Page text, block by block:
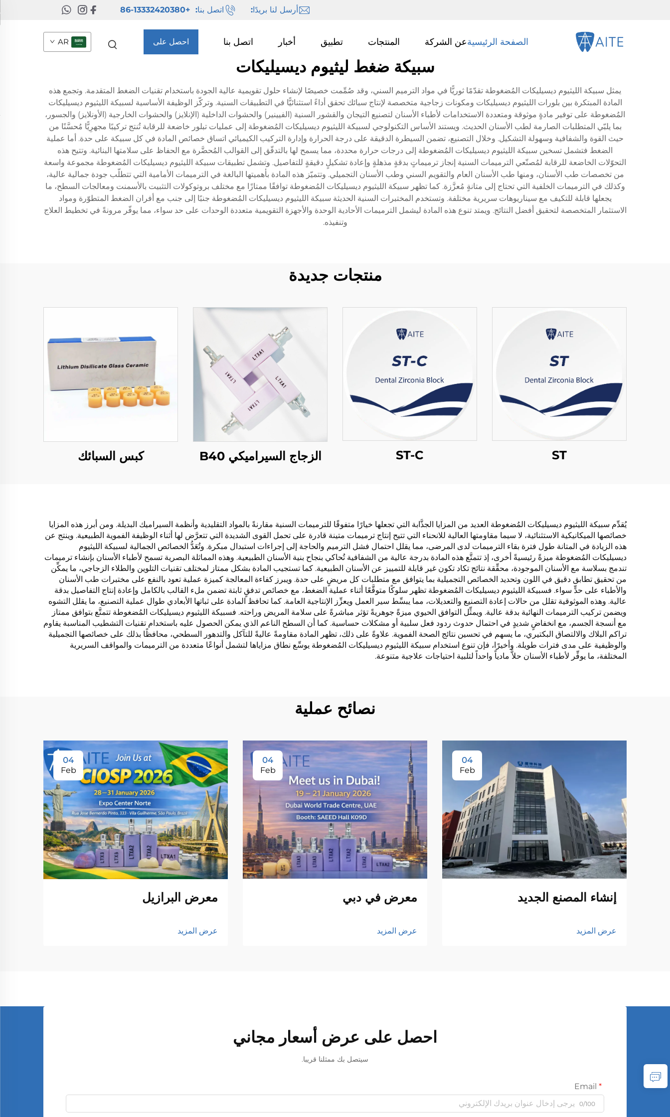
أرسل لنا بريدًا: اتصل بنا: +86-13332420380
الصفحة الرئيسيةعن الشركة المنتجات تطبيق أخبار اتصل بنا احصل على AR
سبيكة ضغط ليثيوم ديسيليكات
يمثل سبيكة الليثيوم ديسيليكات المُضغوطة تقدّمًا ثوريًّا في مواد الترميم السني، وقد صُمِّمت خصيصًا لإنشاء حلول تقويمية عالية الجودة باستخدام تقنيات الضغط المتقدمة. وتجمع هذه
المادة المبتكرة بين بلورات الليثيوم ديسيليكات ومكونات زجاجية متخصصة لإنتاج سبائك تحقق أداءً استثنائيًّا في التطبيقات السنية. وتركّز الوظيفة الأساسية لسبيكة الليثيوم ديسيليكات
المُضغوطة على توفير مادةٍ موثوقة ومتعددة الاستخدامات لأطباء الأسنان لتصنيع التيجان والقشور السنية (الفيينير) والحشوات الداخلية (الإنلايز) والحشوات الخارجية (الأونلايز) والجسور،
بما يلبّي المتطلبات الصارمة لطب الأسنان الحديث. ويستند الأساس التكنولوجي لسبيكة الليثيوم ديسيليكات المُضغوطة إلى عمليات تبلور خاضعة للرقابة تُنتج تركيبًا مجهرِيًّا مُحسَّنًا من
حيث القوة والشفافية وسهولة التشكيل. وخلال التصنيع، تضمن السيطرة الدقيقة على درجة الحرارة وإدارة التركيب الكيميائي اتساق خصائص المادة في كل سبيكة على حدة. أما عملية
الضغط فتشمل تسخين سبيكة الليثيوم ديسيليكات المُضغوطة إلى درجات حرارة محددة، مما يسمح لها بالتدفّق إلى القوالب المُحضَّرة مع الحفاظ على سلامتها البنائية. وتتيح هذه
التحوّلات الخاضعة للرقابة لمُصنّعي الترميمات السنية إنجاز ترميماتٍ بدقةٍ مذهلةٍ وإعادة تشكيلٍ دقيقةٍ للتفاصيل. وتشمل تطبيقات سبيكة الليثيوم ديسيليكات المُضغوطة مجموعة واسعة
من تخصصات طب الأسنان، ومنها طب الأسنان العام والتقويم السني وطب الأسنان التجميلي. وتتميّز هذه المادة بأهميتها البالغة في الترميمات الأمامية التي تتطلّب جودة جمالية عالية،
وكذلك في الترميمات الخلفية التي تحتاج إلى متانةٍ مُعزَّزة. كما تظهر سبيكة الليثيوم ديسيليكات المُضغوطة توافقًا ممتازًا مع مختلف بروتوكولات التثبيت بالأسمنت ومعالجات السطح، ما
يجعلها قابلة للتكيف مع سيناريوهات سريرية مختلفة. وتستخدم المختبرات السنية الحديثة سبيكة الليثيوم ديسيليكات المُضغوطة جنبًا إلى جنب مع أفران الضغط المتطوّرة ومواد
الاستثمار المتخصصة لتحقيق أفضل النتائج. ويمتد تنوع هذه المادة ليشمل الترميمات الأحادية الوحدة والأجهزة التقويمية متعددة الوحدات على حد سواء، مما يوفّر مرونةً في تخطيط العلاج
وتنفيذه.
منتجات جديدة
ST
ST-C الزجاج السيراميكي B40 كبس السبائك
يُقدِّم سبيكة الليثيوم ديسيليكات المُضغوطة العديد من المزايا الجذَّابة التي تجعلها خيارًا متفوقًا للترميمات السنية مقارنةً بالمواد التقليدية وأنظمة السيراميك البديلة. ومن أبرز هذه المزايا
خصائصها الميكانيكية الاستثنائية، لا سيما مقاومتها العالية للانحناء التي تتيح إنتاج ترميمات متينة قادرة على تحمل القوى الشديدة التي تتعرَّض لها أثناء الوظيفة الفموية الطبيعية. وينتج عن
هذه الزيادة في المتانة طول فترة بقاء الترميمات لدى المرضى، مما يقلل احتمال فشل الترميم والحاجة إلى إجراءات استبدال مبكرة. وتُعَدُّ الخصائص الجمالية لسبيكة الليثيوم
ديسيليكات المُضغوطة ميزةً رئيسيةً أخرى، إذ تتمتَّع هذه المادة بدرجة عالية من الشفافية تُحاكي بنجاح بنية الأسنان الطبيعية. وهذه المماثلة البصرية تسمح لأطباء الأسنان بإنشاء ترميمات
تندمج بسلاسة مع الأسنان الموجودة، محقِّقة نتائج تكاد تكون غير قابلة للتمييز عن الأسنان الطبيعية. كما تستجيب المادة بشكل ممتاز لمختلف تقنيات التلوين والطلاء الزجاجي، ما يمكِّن
من تحقيق تطابق دقيق في اللون وتحديد الخصائص التجميلية بما يتوافق مع متطلبات كل مريضٍ على حدة. ويبرز كفاءة المعالجة كميزة عملية تعود بالنفع على مختبرات طب الأسنان
والأطباء على حدٍّ سواء. فسبيكة الليثيوم ديسيليكات المُضغوطة تظهر سلوكًا متوقَّعًا أثناء عملية الضغط، مع خصائص تدفقٍ ثابتة تضمن ملء القالب بالكامل وإعادة إنتاج التفاصيل بدقة
عالية. وهذه الموثوقية تقلل من حالات إعادة التصنيع والتعديلات، مما يبسِّط سير العمل ويعزِّز الإنتاجية العامة. كما تحافظ المادة على ثباتها الأبعادي طوال عملية التصنيع، ما يقلل التشوه
ويضمن تركيب الترميمات النهائية بدقة عالية. ويمثِّل التوافق الحيوي ميزةً جوهريةً تؤثر مباشرةً على سلامة المريض وراحته. فسبيكة الليثيوم ديسيليكات المُضغوطة تتمتَّع بتوافق ممتاز
مع أنسجة الجسم، مع انخفاضٍ شديدٍ في احتمال حدوث ردود فعل سلبية أو مشكلات حساسية. كما أن السطح الناعم الذي يمكن الحصول عليه باستخدام تقنيات التشطيب المناسبة يقاوم
تراكم البلاك والالتصاق البكتيري، ما يسهم في تحسين نتائج الصحة الفموية. علاوةً على ذلك، تظهر المادة مقاومةً عاليةً للتآكل والتدهور السطحي، محافظًا بذلك على خصائصها التجميلية
والوظيفية على مدى فترات طويلة. وأخيرًا، فإن تنوع استخدام سبيكة الليثيوم ديسيليكات المُضغوطة يوسِّع نطاق مزاياها لتشمل أنواعًا متعددة من الترميمات والمواقف السريرية
المختلفة، ما يوفِّر لأطباء الأسنان حلاًّ مادياً واحداً لتلبية احتياجات علاجية متنوعة.
نصائح عملية
04
Feb
إنشاء المصنع الجديد
عرض المزيد
04
Feb
معرض في دبي
عرض المزيد
04
Feb
معرض البرازيل
عرض المزيد
احصل على عرض أسعار مجاني
سيتصل بك ممثلنا قريبا.
0/100